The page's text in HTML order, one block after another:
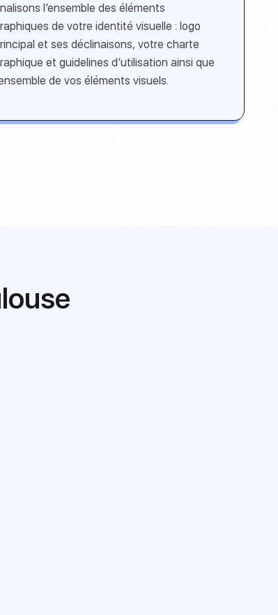
l’ensemble des éléments
de votre identité visuelle : logo
et ses déclinaisons, votre charte
et guidelines d’utilisation ainsi que
de vos éléments visuels.